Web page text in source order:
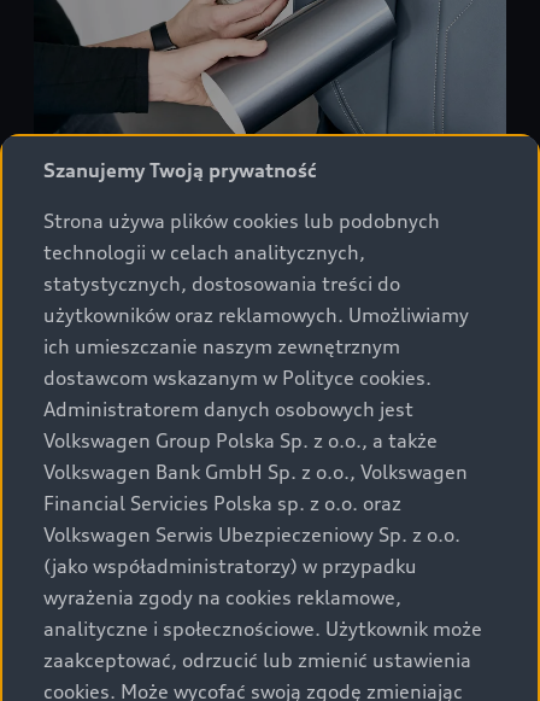
Najdrobniejsze szczegóły tworzą wyjątkowo
intuicyjną estetykę: wnętrze i wygląd zewnętrzny
muszą być idealnie spójne.
Zrównoważony rozwój na
czasie
Szanujemy Twoją prywatność
Strona używa plików cookies lub podobnych
technologii w celach analitycznych,
statystycznych, dostosowania treści do
użytkowników oraz reklamowych. Umożliwiamy
ich umieszczanie naszym zewnętrznym
dostawcom wskazanym w Polityce cookies.
Administratorem danych osobowych jest
Volkswagen Group Polska Sp. z o.o., a także
Volkswagen Bank GmbH Sp. z o.o., Volkswagen
Financial Servicies Polska sp. z o.o. oraz
Volkswagen Serwis Ubezpieczeniowy Sp. z o.o.
(jako współadministratorzy) w przypadku
wyrażenia zgody na cookies reklamowe,
analityczne i społecznościowe. Użytkownik może
zaakceptować, odrzucić lub zmienić ustawienia
cookies. Może wycofać swoją zgodę zmieniając